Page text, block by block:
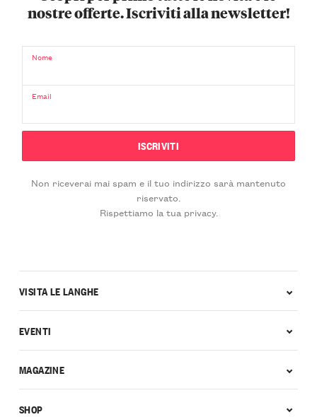
nostre offerte. Iscriviti alla newsletter!
Nome
Email
Non riceverai mai spam e il tuo indirizzo sarà mantenuto
riservato.
Rispettiamo la tua privacy.
VISITA LE LANGHE
EVENTI
MAGAZINE
SHOP